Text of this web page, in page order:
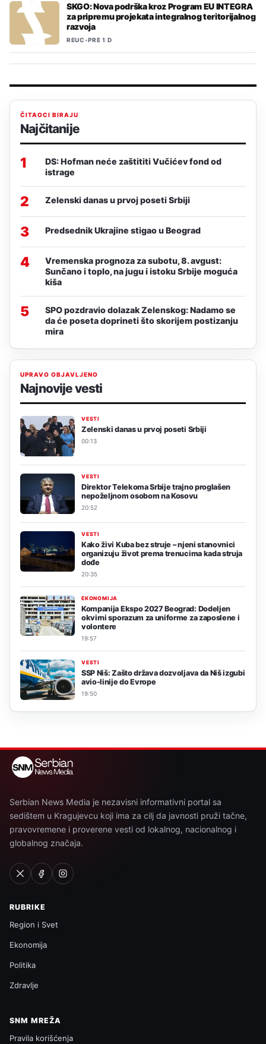
SKGO: Nova podrška kroz Program EU INTEGRA
za pripremu projekata integralnog teritorijalnog
razvoja
REUC•PRE 1 D
ČITAOCI BIRAJU
Najčitanije
1
DS: Hofman neće zaštititi Vučićev fond od
istrage
2 Zelenski danas u prvoj poseti Srbiji
3 Predsednik Ukrajine stigao u Beograd
4
Vremenska prognoza za subotu, 8. avgust:
Sunčano i toplo, na jugu i istoku Srbije moguća
kiša
5
SPO pozdravio dolazak Zelenskog: Nadamo se
da će poseta doprineti što skorijem postizanju
mira
UPRAVO OBJAVLJENO
Najnovije vesti
VESTI
Zelenski danas u prvoj poseti Srbiji
00:13
VESTI
Direktor Telekoma Srbije trajno proglašen
nepoželjnom osobom na Kosovu
20:52
VESTI
Kako živi Kuba bez struje – njeni stanovnici
organizuju život prema trenucima kada struja
dođe
20:35
EKONOMIJA
Kompanija Ekspo 2027 Beograd: Dodeljen
okvirni sporazum za uniforme za zaposlene i
volontere
19:57
VESTI
SSP Niš: Zašto država dozvoljava da Niš izgubi
avio-linije do Evrope
19:50
Serbian News Media je nezavisni informativni portal sa
sedištem u Kragujevcu koji ima za cilj da javnosti pruži tačne,
pravovremene i proverene vesti od lokalnog, nacionalnog i
globalnog značaja.
RUBRIKE
Region i Svet
Ekonomija
Politika
Zdravlje
SNM MREŽA
Pravila korišćenja